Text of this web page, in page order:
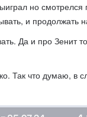
но
и продолжать
Да и про Зенит
Так что думаю, в